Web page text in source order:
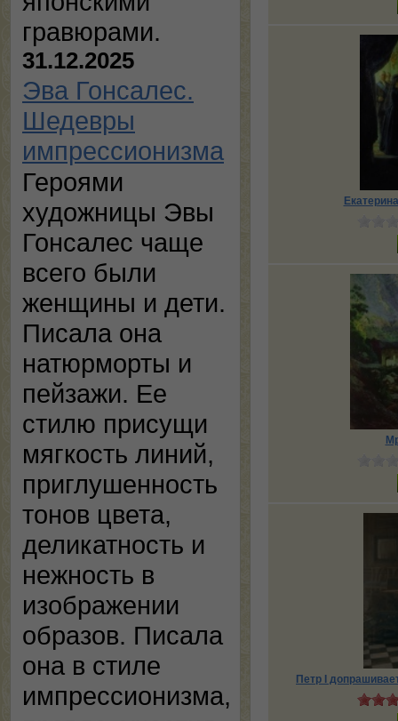
гравюрами.
31.12.2025
Эва Гонсалес.
Шедевры
импрессионизма
Героями
художницы Эвы
Гонсалес чаще
всего были
женщины и дети.
Писала она
натюрморты и
пейзажи. Ее
стилю присущи
мягкость линий,
приглушенность
тонов цвета,
деликатность и
нежность в
изображении
образов. Писала
она в стиле
импрессионизма,
Петр I